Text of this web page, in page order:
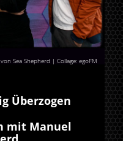
Sea Shepherd | Collage: egoFM
Überzogen
mit Manuel